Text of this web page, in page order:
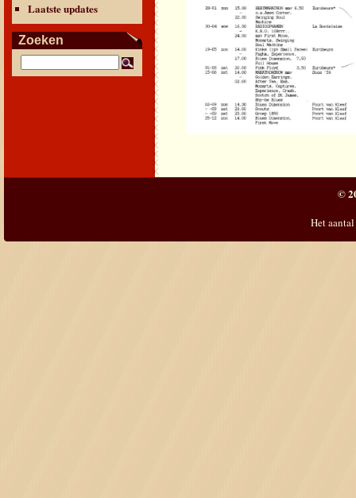
Laatste updates
Zoeken
©
Het